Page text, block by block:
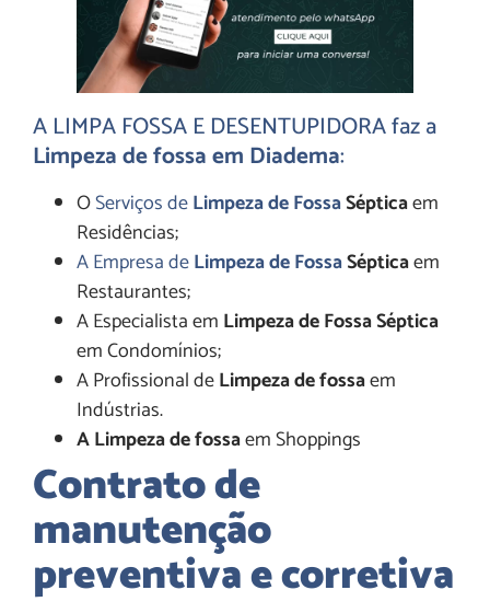
A LIMPA FOSSA E DESENTUPIDORAfaz a
Limpeza de fossa em Diadema:
OServiços deLimpeza de FossaSépticaem
Residências;
A Empresa deLimpeza de FossaSépticaem
Restaurantes;
A Especialista em Limpeza de Fossa Séptica
em Condomínios;
A Profissional deLimpeza de fossaem
Indústrias.
A Limpeza de fossaem Shoppings
Contrato de
manutenção
preventiva e corretiva